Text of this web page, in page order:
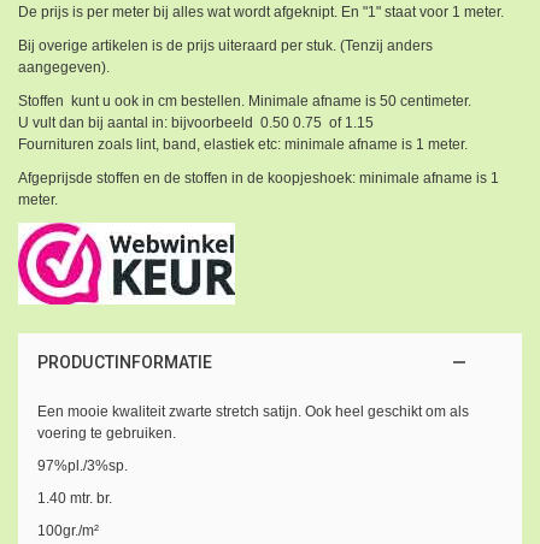
De prijs is per meter bij alles wat wordt afgeknipt. En "1" staat voor 1 meter.
Bij overige artikelen is de prijs uiteraard per stuk. (Tenzij anders
aangegeven).
Stoffen kunt u ook in cm bestellen. Minimale afname is 50 centimeter.
U vult dan bij aantal in: bijvoorbeeld 0.50 0.75 of 1.15
Fournituren zoals lint, band, elastiek etc: minimale afname is 1 meter.
Afgeprijsde stoffen en de stoffen in de koopjeshoek: minimale afname is 1
meter.
PRODUCTINFORMATIE
Een mooie kwaliteit zwarte stretch satijn. Ook heel geschikt om als
voering te gebruiken.
97%pl./3%sp.
1.40 mtr. br.
100gr./m²